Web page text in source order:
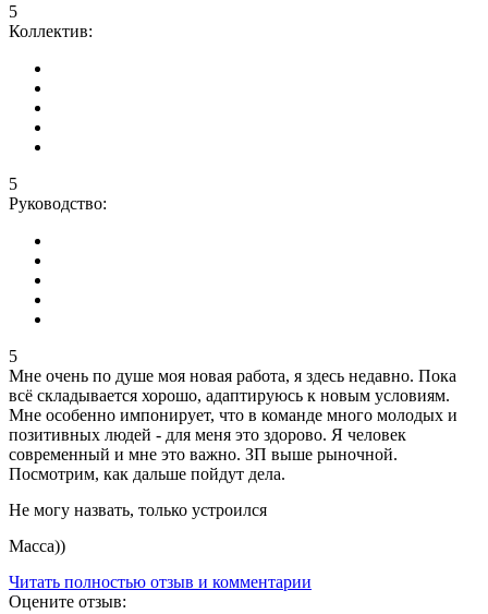
5
Коллектив:
5
Руководство:
5
Мне очень по душе моя новая работа, я здесь недавно. Пока
всё складывается хорошо, адаптируюсь к новым условиям.
Мне особенно импонирует, что в команде много молодых и
позитивных людей - для меня это здорово. Я человек
современный и мне это важно. ЗП выше рыночной.
Посмотрим, как дальше пойдут дела.
Не могу назвать, только устроился
Масса))
Читать полностью отзыв и комментарии
Оцените отзыв: